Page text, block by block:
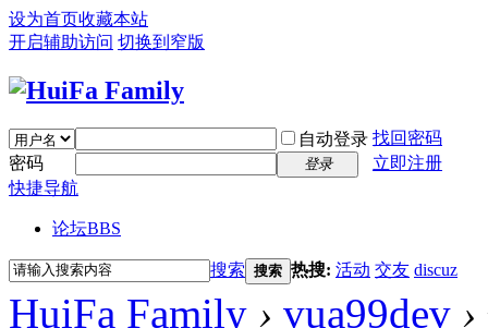
设为首页收藏本站
开启辅助访问 切换到窄版
自动登录 找回密码
密码
登录
立即注册
快捷导航
论坛BBS
搜索 搜索 热搜: 活动 交友 discuz
HuiFa Family › vua99dev ›